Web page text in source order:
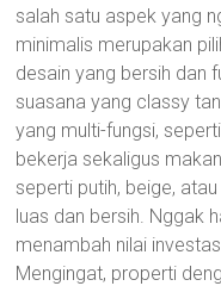
salah satu aspek yang
minimalis merupakan
desain yang bersih dan
suasana yang classy
yang multi-fungsi,
bekerja sekaligus
seperti putih, beige,
luas dan bersih. Nggak
menambah nilai
Mengingat, properti